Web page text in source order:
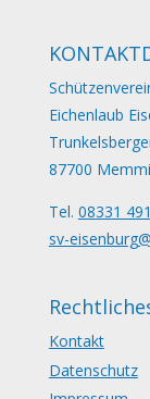
Eichenlaub
87700
Tel. 08331
sv-
Kontakt
Datenschutz